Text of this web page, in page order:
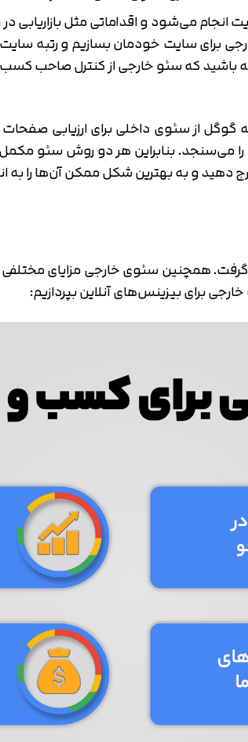
صورت می‌گیرد و منظور ازسئو داخلی
سئو داخلی انجام می‌شود. با
که کنترل سئوی داخلی کاملاً در
باشید که سئو خارجی از کنترل صاحب
را می‌سنجد. بنابراین هر دو روش سئو
و به بهترین شکل ممکن آن‌ها را به
کد ارسال شده را وارد کنید